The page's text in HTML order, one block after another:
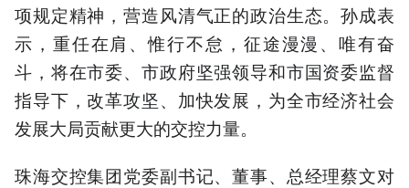
项规定精神，营造风清气正的政治生态。孙成表
示，重任在肩、惟行不怠，征途漫漫、唯有奋
斗，将在市委、市政府坚强领导和市国资委监督
指导下，改革攻坚、加快发展，为全市经济社会
发展大局贡献更大的交控力量。
珠海交控集团党委副书记、董事、总经理蔡文对